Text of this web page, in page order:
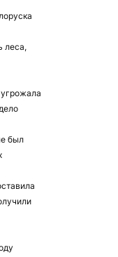
леса,
был